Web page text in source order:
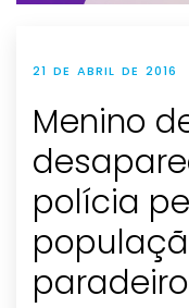
21 DE ABRIL DE 2016
Menino
polícia
paradeiro